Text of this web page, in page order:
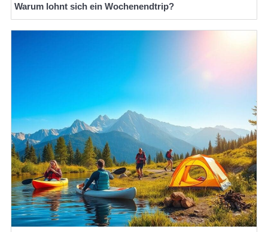
Warum lohnt sich ein Wochenendtrip?